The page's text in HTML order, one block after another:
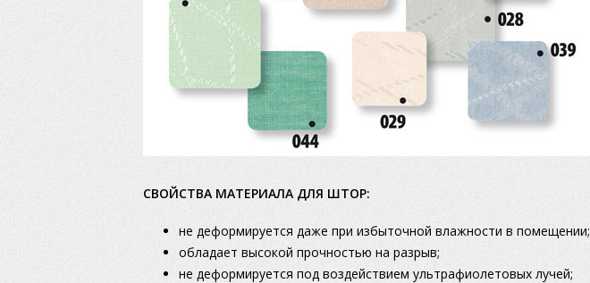
СВОЙСТВА МАТЕРИАЛА ДЛЯ ШТОР:
не деформируется даже при избыточной влажности в помещении;
обладает высокой прочностью на разрыв;
не деформируется под воздействием ультрафиолетовых лучей;